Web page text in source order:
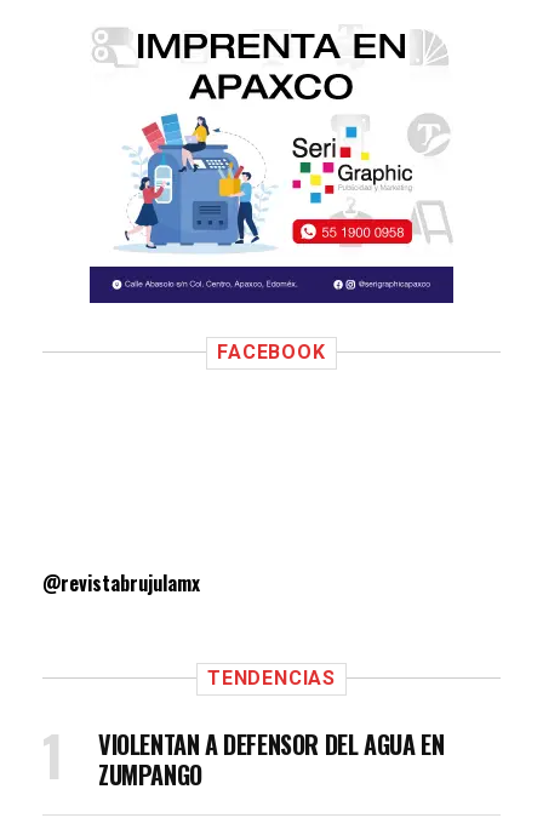
FACEBOOK
@revistabrujulamx
TENDENCIAS
VIOLENTAN A DEFENSOR DEL AGUA EN
ZUMPANGO